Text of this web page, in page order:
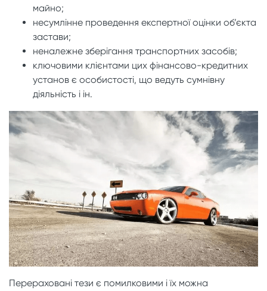
майно;
несумлінне проведення експертної оцінки об’єкта
застави;
неналежне зберігання транспортних засобів;
ключовими клієнтами цих фінансово-кредитних
установ є особистості, що ведуть сумнівну
діяльність і ін.
Перераховані тези є помилковими і їх можна